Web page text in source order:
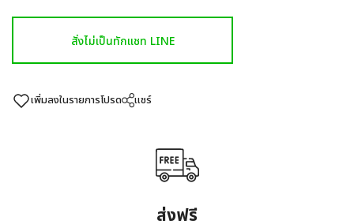
สั่งไม่เป็นทักแชท LINE
เพิ่มลงในรายการโปรด แชร์
ส่งฟรี